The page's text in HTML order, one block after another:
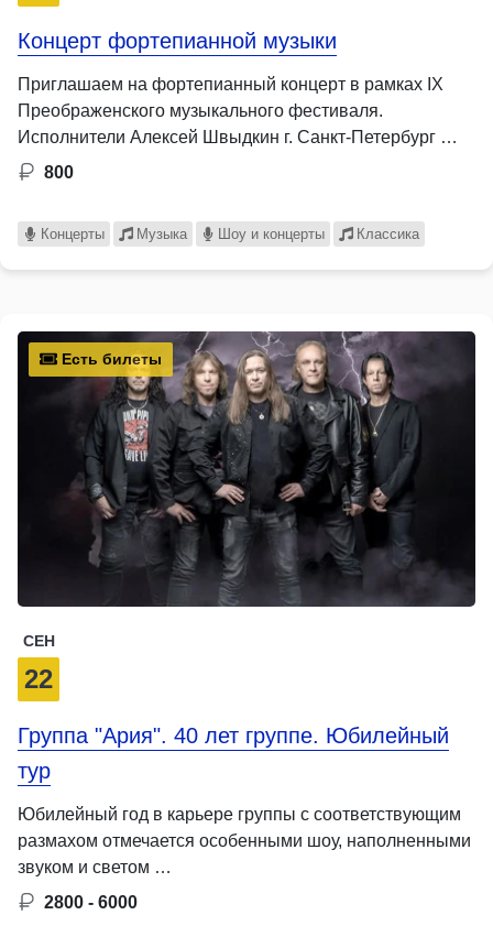
Концерт фортепианной музыки
Приглашаем на фортепианный концерт в рамках IX
Преображенского музыкального фестиваля.
Исполнители Алексей Швыдкин г. Санкт-Петербург …
800
Концерты Музыка Шоу и концерты Классика
Есть билеты
СЕН
22
Группа "Ария". 40 лет группе. Юбилейный
тур
Юбилейный год в карьере группы с соответствующим
размахом отмечается особенными шоу, наполненными
звуком и светом …
2800 - 6000